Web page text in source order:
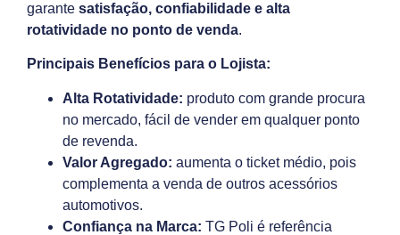
garante satisfação, confiabilidade e alta
rotatividade no ponto de venda.
Principais Benefícios para o Lojista:
Alta Rotatividade: produto com grande procura
no mercado, fácil de vender em qualquer ponto
de revenda.
Valor Agregado: aumenta o ticket médio, pois
complementa a venda de outros acessórios
automotivos.
Confiança na Marca: TG Poli é referência